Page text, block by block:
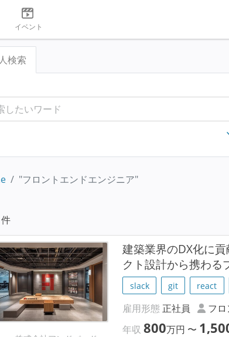
イベント
検索
"フロントエンドエンジニア"
件
建築業界のDX化に
クト設計から携わる
slack git react
雇用形態 正社員 フ
年収800万円 〜